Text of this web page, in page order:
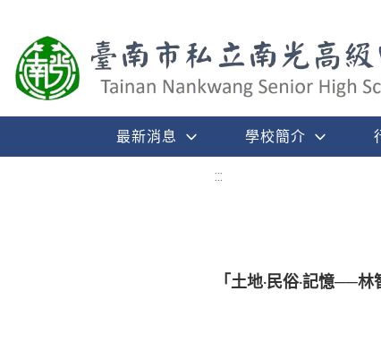
最新消息 學校簡介
:::
「土地‧民俗‧記憶──